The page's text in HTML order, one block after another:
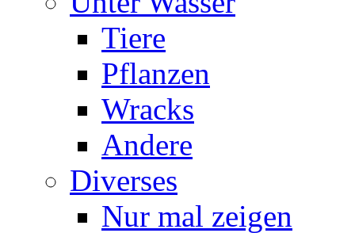
Tiere
Pflanzen
Wracks
Andere
Diverses
Nur mal zeigen